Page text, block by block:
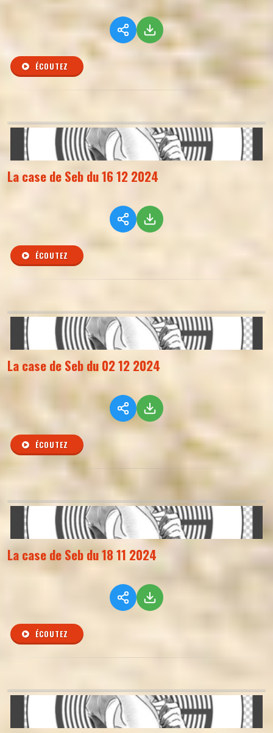
ÉCOUTEZ
La case de Seb du 16 12 2024
ÉCOUTEZ
La case de Seb du 02 12 2024
ÉCOUTEZ
La case de Seb du 18 11 2024
ÉCOUTEZ